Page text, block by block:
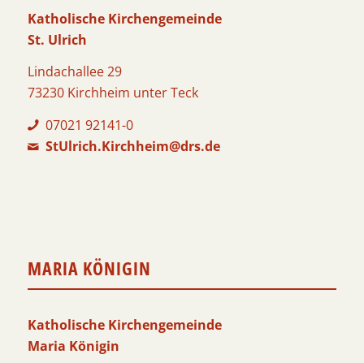
Katholische Kirchengemeinde
St. Ulrich
Lindachallee 29
73230 Kirchheim unter Teck
07021 92141-0
StUlrich.Kirchheim@drs.de
MARIA KÖNIGIN
Katholische Kirchengemeinde
Maria Königin